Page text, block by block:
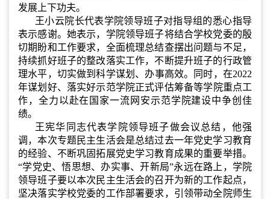
发展上下功夫。
王小云院长代表学院领导班子对指导组的悉心指导
表示感谢。她表示，学院领导班子将结合学校党委的殷
切期盼和工作要求，全面梳理总结查摆出问题与不足，
持续抓好班子的整改落实工作，不断提升班子的行政管
理水平，切实做到科学谋划、办事高效。同时，在2022
年谋划好、落实好示范学院正式评估筹备等学院重点工
作，全力以赴在国家一流网安示范学院建设中争创佳
绩。
王宪华同志代表学院领导班子做会议总结，他强
调，本次专题民主生活会是总结过去一年党史学习教育
的经验、不断巩固拓展党史学习教育成果的重要举措。
“学党史、悟思想、办实事、开新局”永远在路上，学院
领导班子要以本次民主生活会的召开为新的工作起点，
坚决落实学校党委的工作部署要求，引领带动全院师生